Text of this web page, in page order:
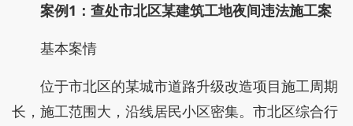
案例1：查处市北区某建筑工地夜间违法施工案
基本案情
位于市北区的某城市道路升级改造项目施工周期
长，施工范围大，沿线居民小区密集。市北区综合行